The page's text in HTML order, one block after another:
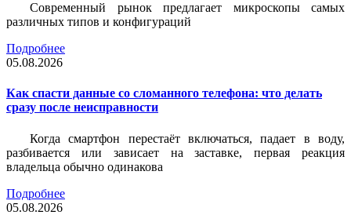
Современный рынок предлагает микроскопы самых
различных типов и конфигураций
Подробнее
05.08.2026
Как спасти данные со сломанного телефона: что делать
сразу после неисправности
Когда смартфон перестаёт включаться, падает в воду,
разбивается или зависает на заставке, первая реакция
владельца обычно одинакова
Подробнее
05.08.2026